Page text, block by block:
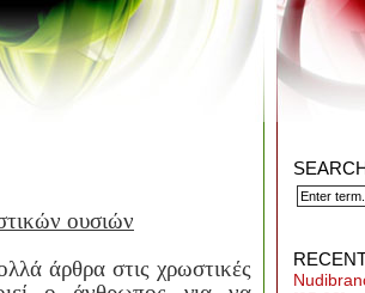
ουσιών
άρθρα στις χρωστικές